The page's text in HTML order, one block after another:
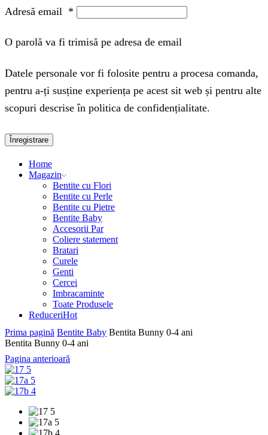
Adresă email *
O parolă va fi trimisă pe adresa de email
Datele personale vor fi folosite pentru a procesa comanda,
pentru a-ți susține experiența pe acest sit web și pentru alte
scopuri descrise în politica de confidențialitate.
Înregistrare
Home
Magazin
Bentite cu Flori
Bentite cu Perle
Bentite cu Pietre
Bentite Baby
Accesorii Par
Coliere statement
Bratari
Curele
Genti
Cercei
Imbracaminte
Toate Produsele
ReduceriHot
Prima pagină Bentite Baby Bentita Bunny 0-4 ani
Bentita Bunny 0-4 ani
Pagina anterioară